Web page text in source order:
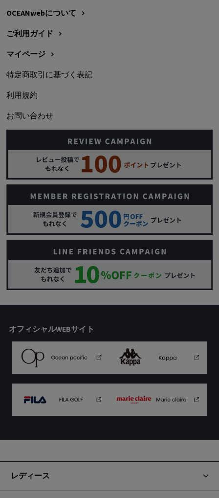
OCEANwebについて
ご利用ガイド
マイページ
特定商取引に基づく表記
利用規約
お問い合わせ
オフィシャルWEBサイト
レディース